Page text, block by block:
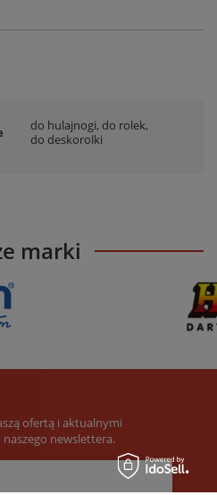
do hulajnogi, do rolek,
do deskorolki
marki
ofertą i aktualnymi
newslettera.